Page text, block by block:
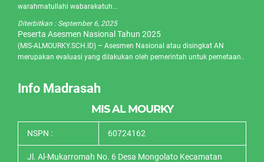
warahmatullahi wabarakatuh...
Diterbitkan : September 6, 2025
Peserta Asesmen Nasional Tahun 2025
(MIS-ALMOURKY.SCH.ID) – Asesmen Nasional atau disingkat AN
merupakan evaluasi yang dilakukan oleh pemerintah untuk pemetaan..
Info Madrasah
MIS AL MOURKY
NSPN : 60724162
Jl. Al-Mukarromah No. 6 Desa Mongolato Kecamatan